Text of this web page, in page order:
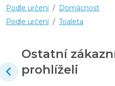
Podle určení / Domácnost
Podle určení / Toaleta
Ostatní
prohlíželi